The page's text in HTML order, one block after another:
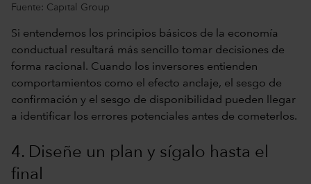
Fuente: Capital Group
Si entendemos los principios básicos de la economía
conductual resultará más sencillo tomar decisiones de
forma racional. Cuando los inversores entienden
comportamientos como el efecto anclaje, el sesgo de
confirmación y el sesgo de disponibilidad pueden llegar
a identificar los errores potenciales antes de cometerlos.
4. Diseñe un plan y sígalo hasta el
final